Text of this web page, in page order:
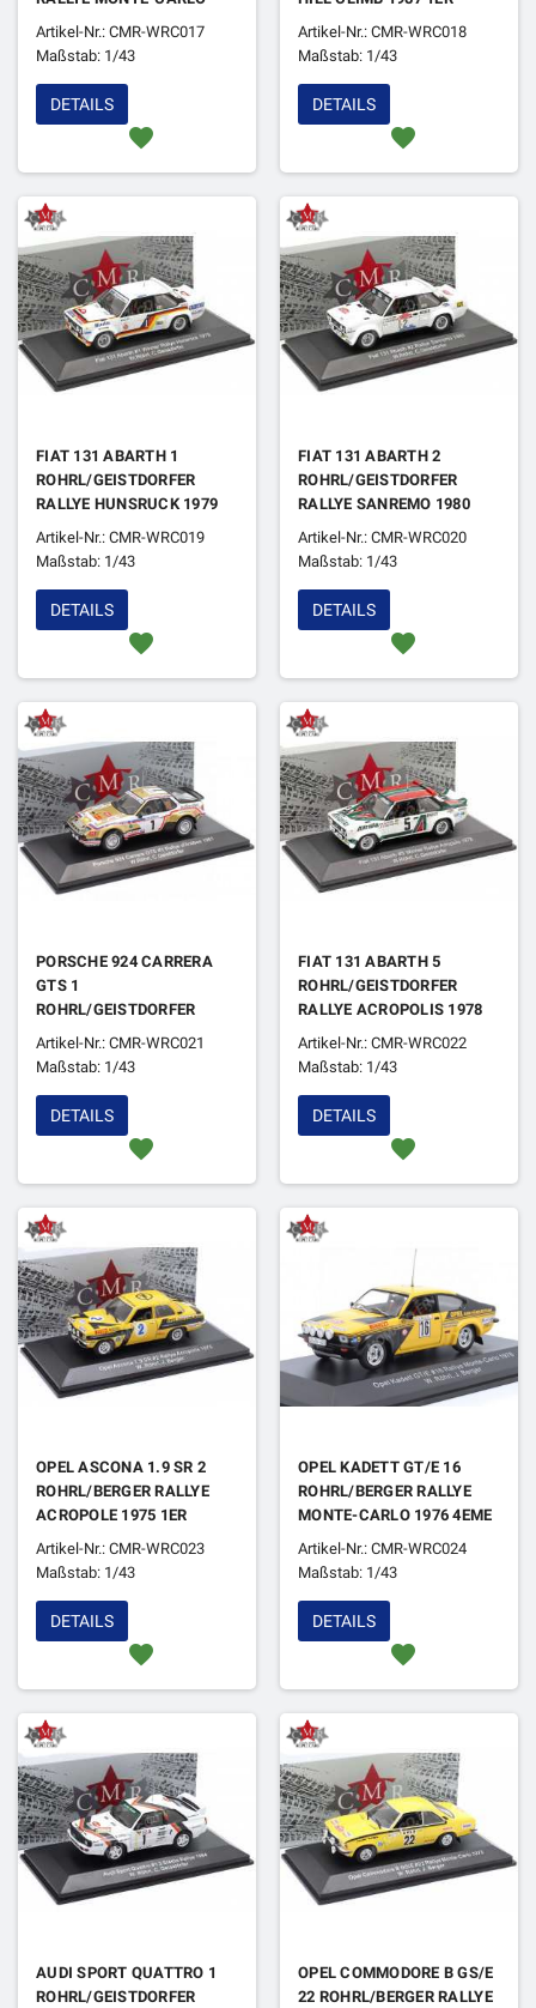
1984 (REFABRICATION)
Artikel-Nr.: CMR-WRC017
Maßstab: 1/43
favorite
DETAILS
Artikel-Nr.: CMR-WRC018
Maßstab: 1/43
favorite
DETAILS
FIAT 131 ABARTH 1
ROHRL/GEISTDORFER
RALLYE HUNSRUCK 1979
1ER
Artikel-Nr.: CMR-WRC019
Maßstab: 1/43
favorite
DETAILS
FIAT 131 ABARTH 2
ROHRL/GEISTDORFER
RALLYE SANREMO 1980
1ER
Artikel-Nr.: CMR-WRC020
Maßstab: 1/43
favorite
DETAILS
PORSCHE 924 CARRERA
GTS 1
ROHRL/GEISTDORFER
RALLYE ANTIBES 1981
Artikel-Nr.: CMR-WRC021
Maßstab: 1/43
favorite
DETAILS
FIAT 131 ABARTH 5
ROHRL/GEISTDORFER
RALLYE ACROPOLIS 1978
1ER
Artikel-Nr.: CMR-WRC022
Maßstab: 1/43
favorite
DETAILS
OPEL ASCONA 1.9 SR 2
ROHRL/BERGER RALLYE
ACROPOLE 1975 1ER
Artikel-Nr.: CMR-WRC023
Maßstab: 1/43
favorite
DETAILS
OPEL KADETT GT/E 16
ROHRL/BERGER RALLYE
MONTE-CARLO 1976 4EME
Artikel-Nr.: CMR-WRC024
Maßstab: 1/43
favorite
DETAILS
AUDI SPORT QUATTRO 1
ROHRL/GEISTDORFER
OPEL COMMODORE B GS/E
22 ROHRL/BERGER RALLYE